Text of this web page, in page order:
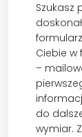
Szukasz
Ciebie
–
do
wymiar.